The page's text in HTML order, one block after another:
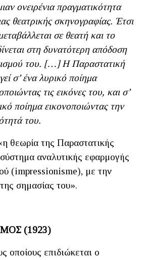
ονειρένια πραγματικότητα
θεατρικής σκηνογραφίας. Έτσι
σε θεατή και το
στη δυνατότερη απόδοση
του. […] Η Παραστατική
σ’ ένα λυρικό ποίημα
τις εικόνες του, και σ’
ποίημα εικονοποιώντας την
του.
θεωρία της Παραστατικής
αναλυτικής εφαρμογής
(impressionisme), με την
σημασίας του».
(1923)
οποίους επιδιώκεται ο